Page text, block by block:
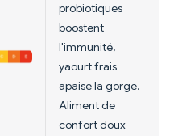
probiotiques
boostent
l'immunité,
yaourt frais
apaise la gorge.
Aliment de
confort doux